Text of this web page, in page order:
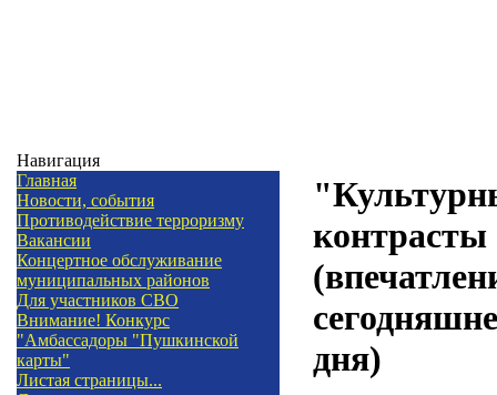
Навигация
Главная
Новости, события
Противодействие терроризму
Вакансии
Концертное обслуживание
муниципальных районов
Для участников СВО
Внимание! Конкурс
"Амбассадоры "Пушкинской
карты"
Листая страницы...
контрасты
дня)